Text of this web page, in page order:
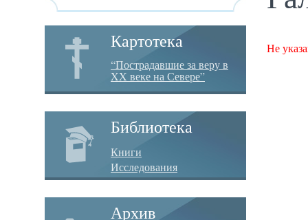
Картотека
“Пострадавшие за веру в
XX веке на Севере”
Библиотека
Книги
Исследования
Архив
Не